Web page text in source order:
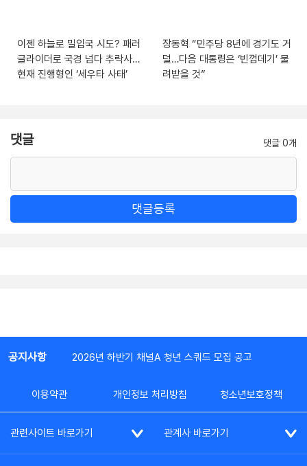
이젠 하늘로 밀입국 시도? 패러
글라이더로 국경 넘다 추락사…
현재 진행형인 ‘세우타 사태’
장동혁 “민주당 8년에 경기도 거
덜…다음 대통령은 ‘빈껍데기’ 물
려받을 것”
댓글 댓글 0개
댓글등록
공지사항 2026년 하반기 채널A 청년 스쿼드 모집 공고
이용약관 개인정보 처리방침 청소년보호정책
관련사이트 바로가기 관계사 바로가기